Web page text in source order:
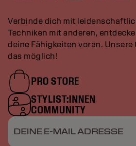
Verbinde dich mit
Techniken mit anderen,
deine Fähigkeiten voran.
das möglich!
PRO STORE
STYLIST:INNEN
COMMUNITY
DEINE E-MAIL ADRESSE